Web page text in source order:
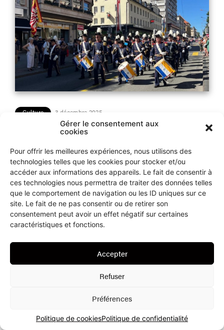
Gérer le consentement aux
cookies
Pour offrir les meilleures expériences, nous utilisons des
technologies telles que les cookies pour stocker et/ou
accéder aux informations des appareils. Le fait de consentir à
ces technologies nous permettra de traiter des données telles
que le comportement de navigation ou les ID uniques sur ce
site. Le fait de ne pas consentir ou de retirer son
consentement peut avoir un effet négatif sur certaines
caractéristiques et fonctions.
Accepter
Refuser
Préférences
Politique de cookiesPolitique de confidentialité
Culture 3 décembre 2025
Les Armes-Réunies se
mettent en quête d’une
nouvelle garde-robe !
La Musique d’Harmonie des Armes-Réunies a été
fondée en 1828, ce qui fait d’elle la société de musique
la plus ancienne du Canton de